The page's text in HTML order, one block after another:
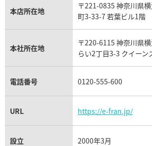
カルティエ買取
フランク ミュラー買取
リシャール・ミル買取
パネライ買取
チューダー（チュードル）買取
本店所在地
〒221-0835 神奈川県
町3-33-7 若葉ビル1階
本社所在地
〒220-6115 神奈川県
らい2丁目3-3 クイーン
電話番号 0120-555-600
URL https://e-fran.jp/
設立 2000年3月